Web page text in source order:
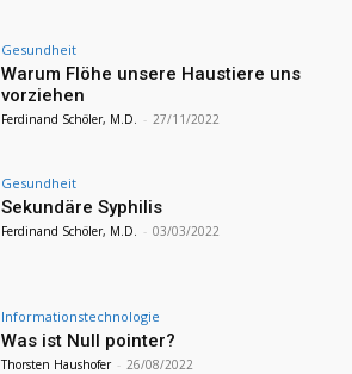
Gesundheit
Warum Flöhe unsere Haustiere uns
vorziehen
Ferdinand Schöler, M.D. - 27/11/2022
Gesundheit
Sekundäre Syphilis
Ferdinand Schöler, M.D. - 03/03/2022
Informationstechnologie
Was ist Null pointer?
Thorsten Haushofer - 26/08/2022